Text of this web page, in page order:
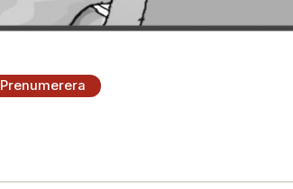
Prenumerera